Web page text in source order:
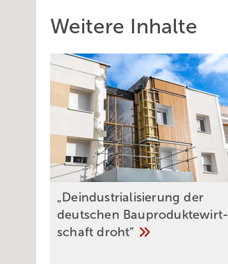
Weitere Inhalte
„Deindustrialisierung der
deut­schen Bau­pro­duk­te­wirt­
schaftdroht“